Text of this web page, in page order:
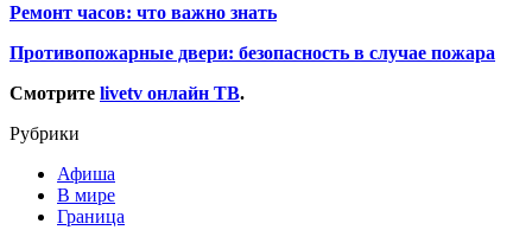
Ремонт часов: что важно знать
Противопожарные двери: безопасность в случае пожара
Смотрите livetv онлайн ТВ.
Рубрики
Афиша
В мире
Граница